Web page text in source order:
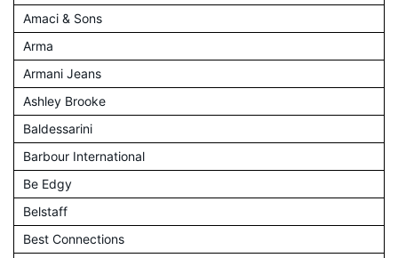
Amaci & Sons
Arma
Armani Jeans
Ashley Brooke
Baldessarini
Barbour International
Be Edgy
Belstaff
Best Connections